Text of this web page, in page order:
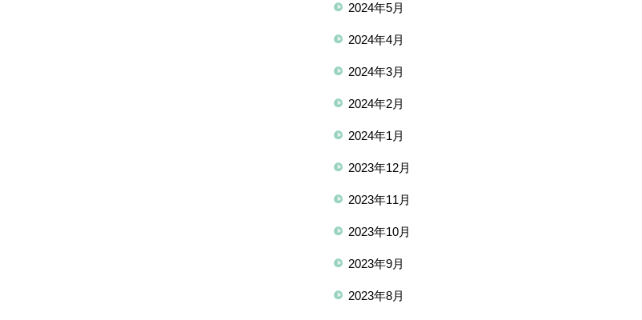
2024年5月
2024年4月
2024年3月
2024年2月
2024年1月
2023年12月
2023年11月
2023年10月
2023年9月
2023年8月